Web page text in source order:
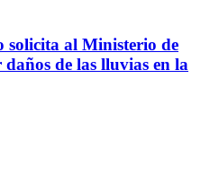
solicita al Ministerio de
de las lluvias en la